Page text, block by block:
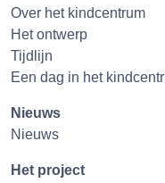
Over het kindcentrum
Het ontwerp
Tijdlijn
Een dag in het
Nieuws
Nieuws
Het project